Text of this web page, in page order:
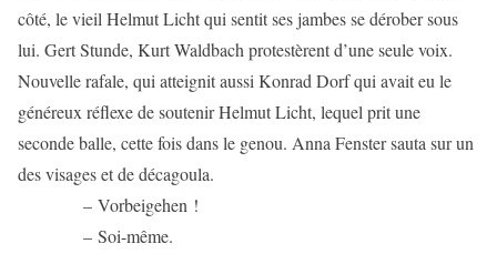
côté, le vieil Helmut Licht qui sentit ses jambes se dérober sous
lui. Gert Stunde, Kurt Waldbach protestèrent d’une seule voix.
Nouvelle rafale, qui atteignit aussi Konrad Dorf qui avait eu le
généreux réflexe de soutenir Helmut Licht, lequel prit une
seconde balle, cette fois dans le genou. Anna Fenster sauta sur un
des visages et de décagoula.
– Vorbeigehen !
– Soi-même.